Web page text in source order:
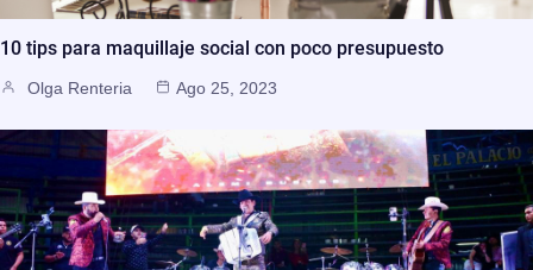
10 tips para maquillaje social con poco presupuesto
Olga Renteria Ago 25, 2023